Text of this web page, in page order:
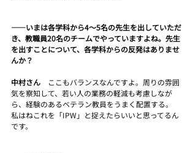
――いまは各学科から4～5名の先生を出していただ
き、教職員20名のチームでやっていますよね。先生
を出すことについて、各学科からの反発はありませ
んか？
中村さん
ここもバランスなんですよ。周りの雰囲
気を察知して、若い人の業務の軽減も考慮しなが
ら、経験のあるベテラン教員をうまく配置する。
私はねこれを「IPW」と捉えたらいいと思ってるん
です。